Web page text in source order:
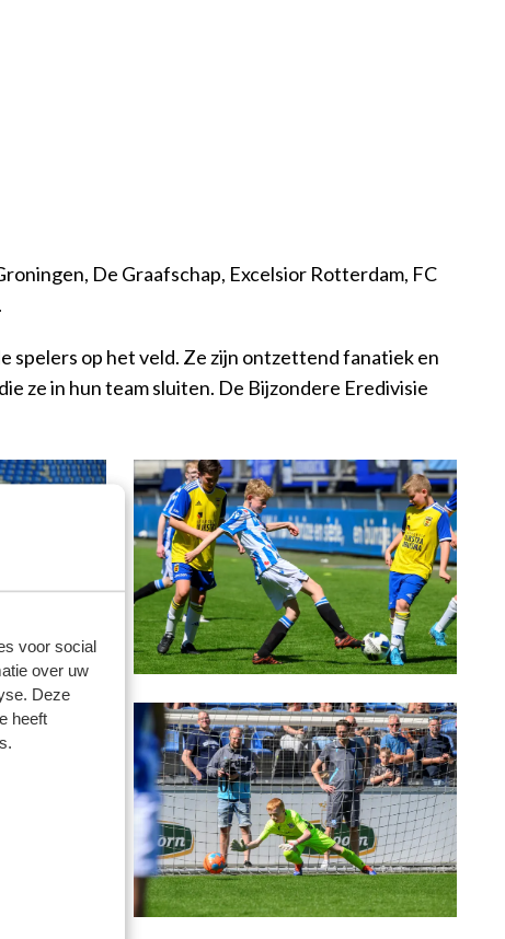
voor social
over uw
Deze
heeft
De Graafschap, Excelsior Rotterdam, FC
spelers op het veld. Ze zijn ontzettend fanatiek en
ze in hun team sluiten. De Bijzondere Eredivisie